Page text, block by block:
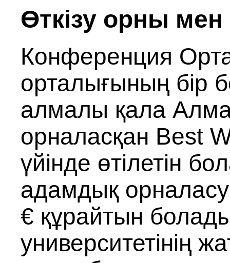
Өткізу орны
Конференция
орталығының бір
алмалы қала
орналасқан Best
үйінде өтілетін
адамдық орналасу
€ құрайтын
университетінің